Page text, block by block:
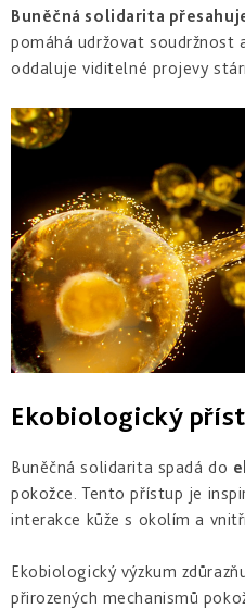
obnova
E.V.E.
&
repair
-
obnova
Pure
&
Sensi
&
Nutri
system
-
specifická
péče
Buněčná solidarita
pomáhá udržovat soudržnost
oddaluje viditelné projevy
Ekobiologický
Buněčná solidarita spadá do
pokožce. Tento přístup je
interakce kůže s okolím a
Ekobiologický výzkum
přirozených mechanismů